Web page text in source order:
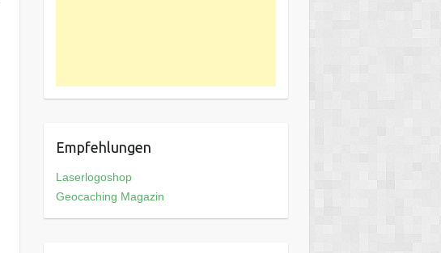
Empfehlungen
Laserlogoshop
Geocaching Magazin